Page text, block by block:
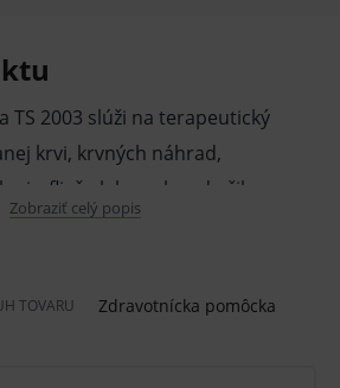
TS 2003 slúži na terapeutický
krvi, krvných náhrad,
z fliaš alebo vakov do žily
hydrofóbny bakteriálny filter v
prepichovacieho tŕňa, 20
1,0 ± 0,1 g a regulátor prietoku.
Zobraziť celý popis
TOVARU Zdravotnícka pomôcka